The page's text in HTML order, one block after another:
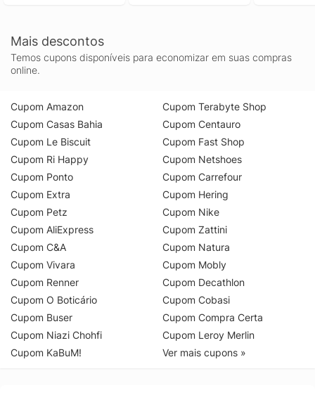
Mais descontos
Temos cupons disponíveis para economizar em suas compras
online.
Cupom Amazon
Cupom Casas Bahia
Cupom Le Biscuit
Cupom Ri Happy
Cupom Ponto
Cupom Extra
Cupom Petz
Cupom AliExpress
Cupom C&A
Cupom Vivara
Cupom Renner
Cupom O Boticário
Cupom Buser
Cupom Niazi Chohfi
Cupom KaBuM!
Cupom Terabyte Shop
Cupom Centauro
Cupom Fast Shop
Cupom Netshoes
Cupom Carrefour
Cupom Hering
Cupom Nike
Cupom Zattini
Cupom Natura
Cupom Mobly
Cupom Decathlon
Cupom Cobasi
Cupom Compra Certa
Cupom Leroy Merlin
Ver mais cupons »